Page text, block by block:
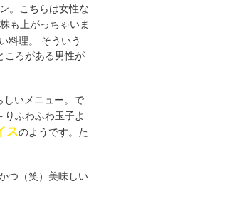
。こちらは女性な
も上がっちゃいま
料理。 そういう
ころがある男性が
しいメニュー。で
ふわふわ玉子よ
スのようです。た
つ（笑）美味しい